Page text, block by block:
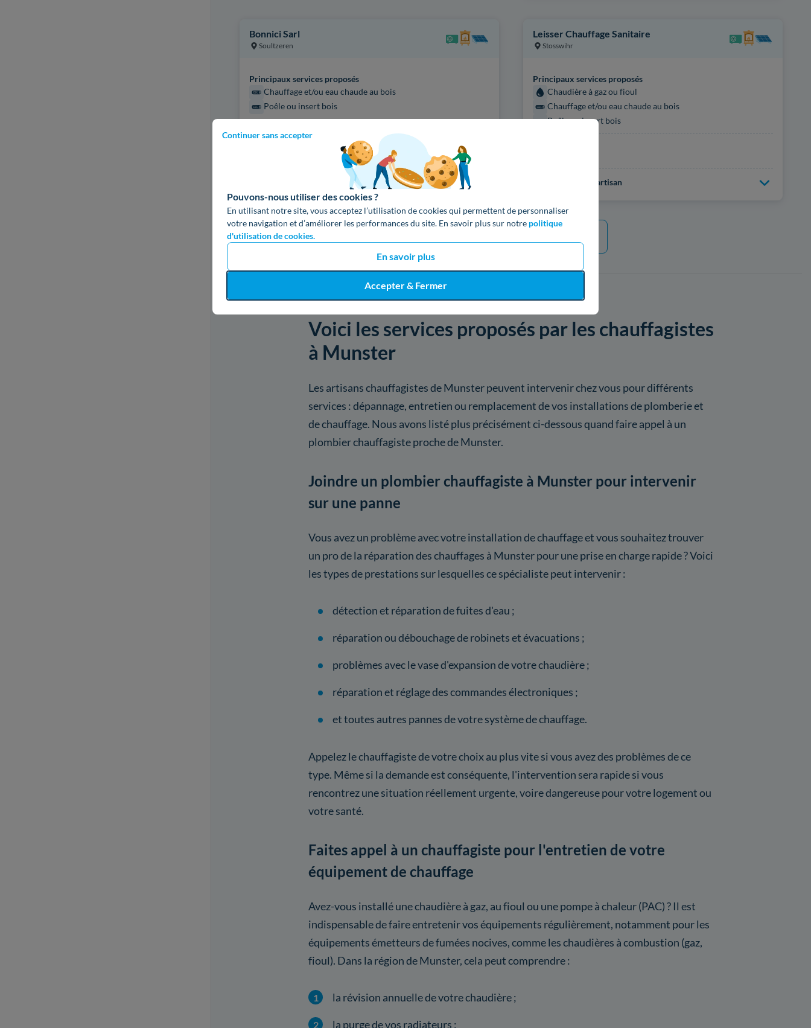
Continuer sans accepter
Pouvons-nous utiliser des cookies ?
En utilisant notre site, vous acceptez l’utilisation de cookies qui permettent de personnaliser
votre navigation et d’améliorer les performances du site. En savoir plus sur notre politique
d'utilisation de cookies.
En savoir plus
Accepter & Fermer
Bonnici Sarl
Soultzeren
Principaux services proposés
Chauffage et/ou eau chaude au bois
Poêle ou insert bois
Leisser Chauffage Sanitaire
Stosswihr
Principaux services proposés
Chaudière à gaz ou fioul
Chauffage et/ou eau chaude au bois
Poêle ou insert bois
Plus d'infos sur l'artisan
Voici les services proposés par les chauffagistes
à Munster
Les artisans chauffagistes de Munster peuvent intervenir chez vous pour différents
services : dépannage, entretien ou remplacement de vos installations de plomberie et
de chauffage. Nous avons listé plus précisément ci-dessous quand faire appel à un
plombier chauffagiste proche de Munster.
Joindre un plombier chauffagiste à Munster pour intervenir
sur une panne
Vous avez un problème avec votre installation de chauffage et vous souhaitez trouver
un pro de la réparation des chauffages à Munster pour une prise en charge rapide ? Voici
les types de prestations sur lesquelles ce spécialiste peut intervenir :
détection et réparation de fuites d'eau ;
réparation ou débouchage de robinets et évacuations ;
problèmes avec le vase d'expansion de votre chaudière ;
réparation et réglage des commandes électroniques ;
et toutes autres pannes de votre système de chauffage.
Appelez le chauffagiste de votre choix au plus vite si vous avez des problèmes de ce
type. Même si la demande est conséquente, l'intervention sera rapide si vous
rencontrez une situation réellement urgente, voire dangereuse pour votre logement ou
votre santé.
Faites appel à un chauffagiste pour l'entretien de votre
équipement de chauffage
Avez-vous installé une chaudière à gaz, au fioul ou une pompe à chaleur (PAC) ? Il est
indispensable de faire entretenir vos équipements régulièrement, notamment pour les
équipements émetteurs de fumées nocives, comme les chaudières à combustion (gaz,
fioul). Dans la région de Munster, cela peut comprendre :
la révision annuelle de votre chaudière ;
la purge de vos radiateurs ;